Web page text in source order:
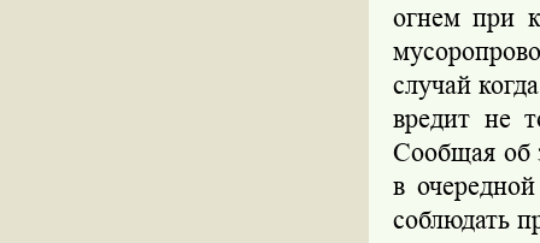
огнем при
случай
вре­дит не
Сообщая
в
соблюдать